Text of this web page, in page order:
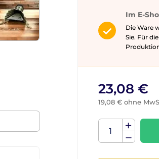
Im E-
Die Ware
Sie. Für
23,08 €
19,08 € ohne